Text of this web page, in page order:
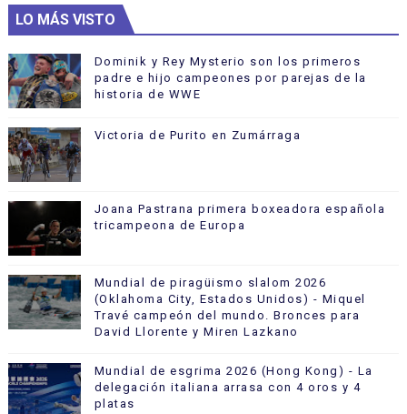
LO MÁS VISTO
Dominik y Rey Mysterio son los primeros
padre e hijo campeones por parejas de la
historia de WWE
Victoria de Purito en Zumárraga
Joana Pastrana primera boxeadora española
tricampeona de Europa
Mundial de piragüismo slalom 2026
(Oklahoma City, Estados Unidos) - Miquel
Travé campeón del mundo. Bronces para
David Llorente y Miren Lazkano
Mundial de esgrima 2026 (Hong Kong) - La
delegación italiana arrasa con 4 oros y 4
platas